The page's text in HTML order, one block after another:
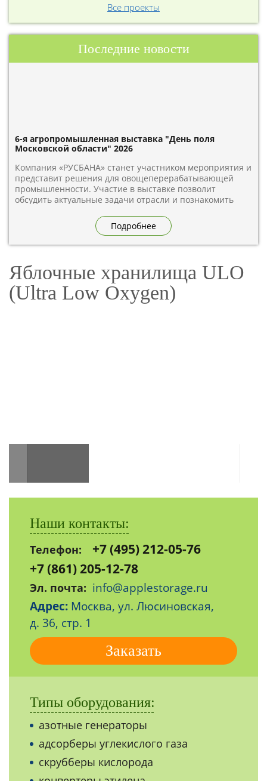
Все проекты
Последние новости
6-я агропромышленная выставка "День поля
Московской области" 2026
Компания «РУСБАНА» станет участником мероприятия и
представит решения для овощеперерабатывающей
промышленности. Участие в выставке позволит
обсудить актуальные задачи отрасли и познакомить
Встречаемся на стенде А2.9 по адресу: Московская
область, Дмитровский муниципальный округ, деревня
Бунятино, территория предприятий «Дмитровские
Подробнее
Яблочные хранилища ULO
(Ultra Low Oxygen)
Наши контакты:
Телефон:
+7 (495) 212-05-76
+7 (861) 205-12-78
Эл. почта: info@applestorage.ru
Адрес: Москва, ул. Люсиновская,
д. 36, стр. 1
Заказать
Типы оборудования:
азотные генераторы
адсорберы углекислого газа
скрубберы кислорода